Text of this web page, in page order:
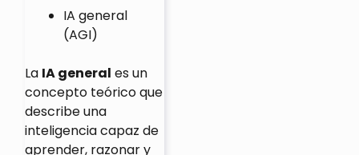
IA general
(AGI)
La IA general es un
concepto teórico que
describe una
inteligencia capaz de
aprender, razonar y